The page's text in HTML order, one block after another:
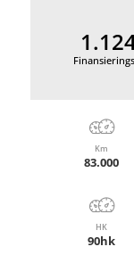
Km
83.000
HK
90hk